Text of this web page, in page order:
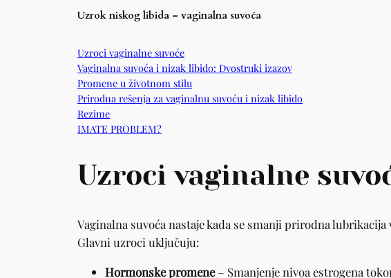
Uzrok niskog libida – vaginalna suvoća
Uzroci vaginalne suvoće
Vaginalna suvoća i nizak libido: Dvostruki izazov
Promene u životnom stilu
Prirodna rešenja za vaginalnu suvoću i nizak libido
Rezime
IMATE PROBLEM?
Uzroci vaginalne
Vaginalna suvoća nastaje kada se smanji prirodna
Glavni uzroci uključuju:
Hormonske promene– Smanjenje nivoa estrogena